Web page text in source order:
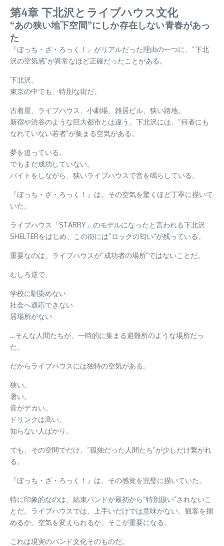
第4章 下北沢とライブハウス文化
“あの狭い地下空間”にしか存在しない青春があっ
た
『ぼっち・ざ・ろっく！』がリアルだった理由の一つに、“下北
沢の空気感”が異常なほど正確だったことがある。
下北沢。
東京の中でも、特別な街だ。
古着屋、ライブハウス、小劇場、雑居ビル、狭い路地。
新宿や渋谷のような巨大都市とは違う。下北沢には、“何者にも
なれていない若者”が集まる空気がある。
夢を追っている。
でもまだ成功していない。
バイトをしながら、狭いライブハウスで音を鳴らしている。
『ぼっち・ざ・ろっく！』は、その空気を驚くほど丁寧に描いて
いた。
ライブハウス「STARRY」のモデルになったと言われる下北沢
SHELTERをはじめ、この街には“ロックの匂い”が残っている。
重要なのは、ライブハウスが“成功者の場所”ではないことだ。
むしろ逆で、
学校に馴染めない
社会へ適応できない
居場所がない
…そんな人間たちが、一時的に集まる避難所のような場所だっ
た。
だからライブハウスには独特の空気がある。
狭い。
暑い。
音がデカい。
ドリンクは高い。
知らない人ばかり。
でも、その空間でだけ、“孤独だった人間たち”が少しだけ繋がれ
る。
『ぼっち・ざ・ろっく！』は、その感覚を完璧に描いていた。
特に印象的なのは、結束バンドが最初から“特別扱い”されないこ
とだ。ライブハウスでは、上手いだけでは意味がない。観客を掴
めるか。空気を変えられるか。そこが重要になる。
これは現実のバンド文化そのものだ。